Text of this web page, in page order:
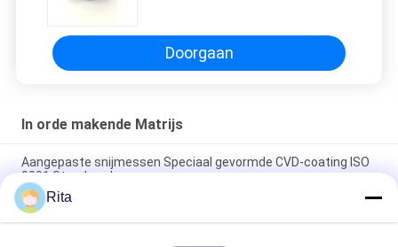
Doorgaan
In orde makende Matrijs
Aangepaste snijmessen Speciaal gevormde CVD-coating ISO
9001 Standaard
M35 M42 Snij- en Afwerkstempels, Maatwerk Ponsstempel
met Zeshoekige Vorm
Rita